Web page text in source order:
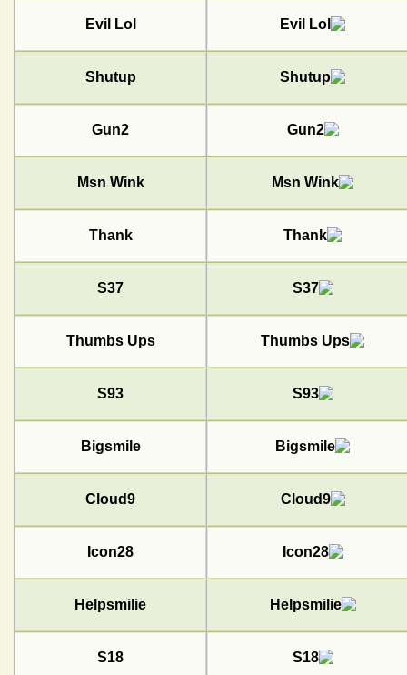
Evil Lol
Shutup
Gun2
Msn Wink
Thank
S37
Thumbs Ups
S93
Bigsmile
Cloud9
Icon28
Helpsmilie
S18